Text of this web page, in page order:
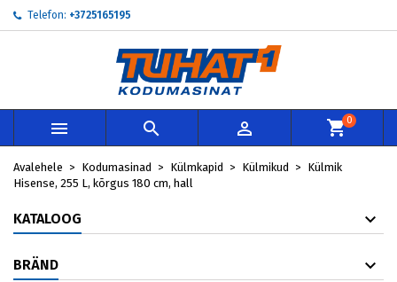
Telefon: +3725165195
   0
Avalehele Kodumasinad Külmkapid Külmikud
Külmik
Hisense, 255 L, kõrgus 180 cm, hall
KATALOOG
BRÄND
My wishlists
Create new list
Loo soovinimekiri
Soovinimekirja nimi
Loobu
Sisene
Te peate olema sisselogitud, et tooteid soovinimekirja lisada.